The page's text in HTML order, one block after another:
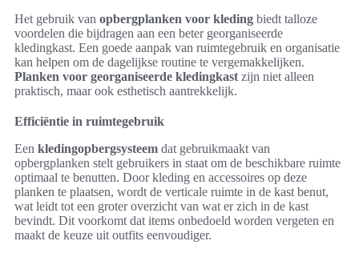
Het gebruik van opbergplanken voor kleding biedt talloze
voordelen die bijdragen aan een beter georganiseerde
kledingkast. Een goede aanpak van ruimtegebruik en organisatie
kan helpen om de dagelijkse routine te vergemakkelijken.
Planken voor georganiseerde kledingkast zijn niet alleen
praktisch, maar ook esthetisch aantrekkelijk.
Efficiëntie in ruimtegebruik
Een kledingopbergsysteem dat gebruikmaakt van
opbergplanken stelt gebruikers in staat om de beschikbare ruimte
optimaal te benutten. Door kleding en accessoires op deze
planken te plaatsen, wordt de verticale ruimte in de kast benut,
wat leidt tot een groter overzicht van wat er zich in de kast
bevindt. Dit voorkomt dat items onbedoeld worden vergeten en
maakt de keuze uit outfits eenvoudiger.